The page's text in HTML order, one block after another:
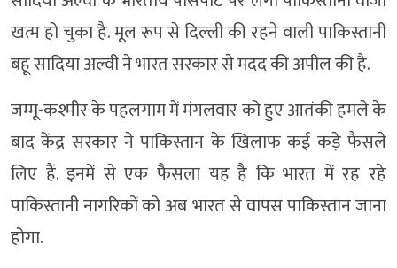
खत्म हो चुका है. मूल रूप से दिल्ली की रहने वाली पाकिस्तानी
बहू सादिया अल्वी ने भारत सरकार से मदद की अपील की है.
जम्मू-कश्मीर के पहलगाम में मंगलवार को हुए आतंकी हमले के
बाद केंद्र सरकार ने पाकिस्तान के खिलाफ कई कड़े फैसले
लिए हैं. इनमें से एक फैसला यह है कि भारत में रह रहे
पाकिस्तानी नागरिकों को अब भारत से वापस पाकिस्तान जाना
होगा.